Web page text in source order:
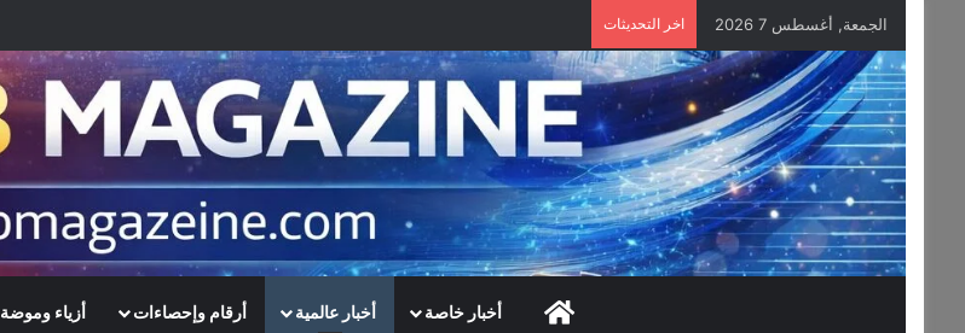
الجمعة, أغسطس 7 2026 اخر التحديثات
HOMEأخبار خاصة أخبار عالمية أرقام وإحصاءات أزياء وموضة